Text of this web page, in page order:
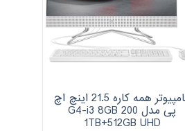
کامپیوتر همه کاره 21.5 اینچ اچ‌
پی مدل 200 G4-i3 8GB
1TB+512GB UHD